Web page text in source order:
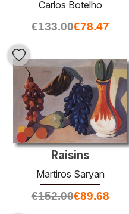
Carlos Botelho
€133.00€78.47
Raisins
Martiros Saryan
€152.00€89.68